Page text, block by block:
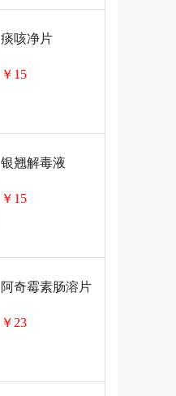
痰咳净片
￥15
银翘解毒液
￥15
阿奇霉素肠溶片
￥23